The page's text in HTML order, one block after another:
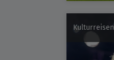
Kulturreisen